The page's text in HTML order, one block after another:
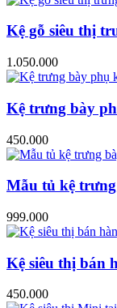
Kệ gỗ siêu thị
1.050.000
Kệ trưng bày
450.000
Mẫu tủ kệ
999.000
Kệ siêu thị bán
450.000